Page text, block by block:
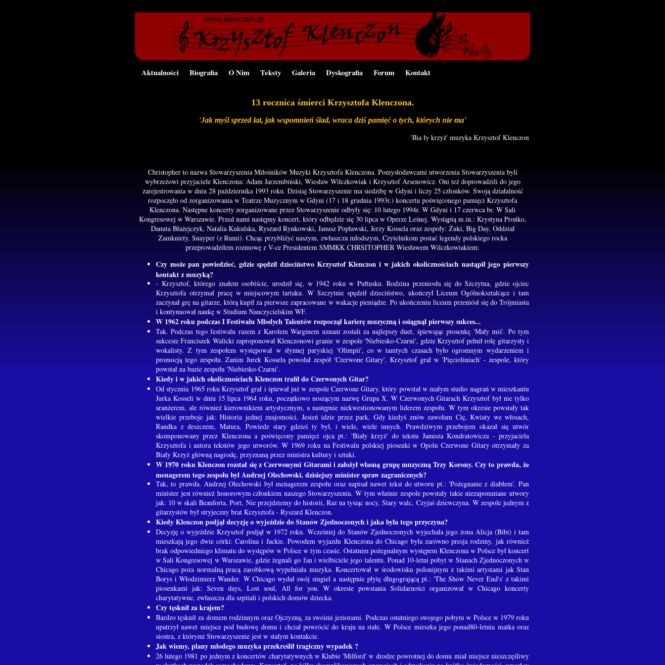
Aktualności Biografia O Nim Teksty Galeria Dyskografia Forum Kontakt
13 rocznica śmierci Krzysztofa Klenczona.
'Jak myśl sprzed lat, jak wspomnień ślad, wraca dziś pamięć o tych, których nie ma'
'Bia ły krzyż' muzyka Krzysztof Klenczon
Christopher to nazwa Stowarzyszenia Miłośników Muzyki Krzysztofa Klenczona. Pomysłodawcami utworzenia Stowarzyszenia byli
wybrzeżowi przyjaciele Klenczona: Adam Jarzembiński, Wiesław Wilczkowiak i Krzysztof Arsenowicz. Oni też doprowadzili do jego
zarejestrowania w dniu 28 października 1993 roku. Dzisiaj Stowarzyszenie ma siedzibę w Gdyni i liczy 25 członków. Swoją działalność
rozpoczęło od zorganizowania w Teatrze Muzycznym w Gdyni (17 i 18 grudnia 1993r.) koncertu poświęconego pamięci Krzysztofa
Klenczona. Następne koncerty zorganizowane przez Stowarzyszenie odbyły się: 10 lutego 1994r. W Gdyni i 17 czerwca br. W Sali
Kongresowej w Warszawie. Przed nami następny koncert, który odbędzie się 30 lipca w Operze Leśnej. Wystąpią m.in.: Krystyna Prońko,
Danuta Błażejczyk, Natalia Kukulska, Ryszard Rynkowski, Janusz Popławski, Jerzy Kossela oraz zespoły: Żuki, Big Day, Oddział
Zamkniety, Snayper (z Rumi). Chcąc przybliżyć naszym, zwłaszcza młodszym, Czytelnikom postać legendy polskiego rocka
przeprowadziłem rozmowę z V-ce Presidentem SMMKK CHRSITOPHER Wiesławem Wilczkowiakiem:
Czy może pan powiedzieć, gdzie spędził dzieciństwo Krzysztof Klenczon i w jakich okolicznościach nastąpił jego pierwszy
kontakt z muzyką?
- Krzysztof, którego znałem osobiście, urodził się, w 1942 roku w Pułtusku. Rodzina przeniosła się do Szczytna, gdzie ojciec
Krzysztofa otrzymał pracę w miejscowym tartaku. W Szczytnie spędził dzieciństwo, ukończył Liceum Ogólnokształcące i tam
zaczynał grę na gitarze, którą kupił za pierwsze zapracowane w wakacje pieniądze. Po ukończeniu liceum przeniósł się do Trójmiasta
i kontynuował naukę w Studium Nauczycielskim WF.
W 1962 roku podczas I Festiwalu Młodych Talentów rozpoczął karierę muzyczną i osiągnął pierwszy sukces...
Tak. Podczas tego festiwalu razem z Karolem Warginem uznani zostali za najlepszy duet, śpiewając piosenkę 'Mały miś'. Po tym
sukcesie Franciszek Walicki zaproponował Klenczonowi granie w zespole 'Niebiesko-Czarni', gdzie Krzysztof pełnił rolę gitarzysty i
wokalisty. Z tym zespołem występował w słynnej paryskiej 'Olimpii', co w tamtych czasach było ogromnym wydarzeniem i
promocją tego zespołu. Zanim Jurek Kossela powołał zespół 'Czerwone Gitary', Krzysztof grał w 'Pięcioliniach' - zespole, który
powstał na bazie zespołu 'Niebiesko-Czarni'.
Kiedy i w jakich okolicznościach Klenczon trafił do Czerwonych Gitar?
Od stycznia 1965 roku Krzysztof grał i śpiewał już w zespole Czerwone Gitary, który powstał w małym studio nagrań w mieszkaniu
Jurka Kosseli w dniu 15 lipca 1964 roku, początkowo noszącym nazwę Grupa X. W Czerwonych Gitarach Krzysztof był nie tylko
aranżerem, ale również kierownikiem artystycznym, a następnie niekwestionowanym liderem zespołu. W tym okresie powstały tak
wielkie przeboje jak: Historia jednej znajomości, Jesień idzie przez park, Gdy kiedyś znów zawołam Cię, Kwiaty we włosach,
Randka z deszczem, Matura, Powiedz stary gdzieś ty był, i wiele, wiele innych. Prawdziwym przebojem okazał się utwór
skomponowany przez Klenczona a poświęcony pamięci ojca pt.: 'Biały krzyż' do tekstu Janusza Kondratowicza - przyjaciela
Krzysztofa i autora tekstów jego utworów. W 1969 roku na Festiwalu polskiej piosenki w Opolu Czerwone Gitary otrzymały za
Biały Krzyż główną nagrodę, przyznaną przez ministra kultury i sztuki.
W 1970 roku Klenczon rozstał się z Czerwonymi Gitarami i założył własną grupę muzyczną Trzy Korony. Czy to prawda, że
menagerem tego zespołu był Andrzej Olechowski, dzisiejszy minister spraw zagranicznych?
Tak, to prawda. Andrzej Olechowski był menagerem zespołu oraz napisał nawet tekst do utworu pt.: 'Pożegnanie z diabłem'. Pan
minister jest również honorowym członkiem naszego Stowarzyszenia. W tym właśnie zespole powstały takie niezapomniane utwory
jak: 10 w skali Beauforta, Port, Nie przejdziemy do historii, Raz na tysiąc nocy, Stary walc, Czyjaś dziewczyna. W zespole jednym z
gitarzystów był stryjeczny brat Krzysztofa - Ryszard Klenczon.
Kiedy Klenczon podjął decyzję o wyjeździe do Stanów Zjednoczonych i jaka była tego przyczyna?
Decyzję o wyjeździe Krzysztof podjął w 1972 roku. Wcześniej do Stanów Zjednoczonych wyjechała jego żona Alicja (Bibi) i tam
mieszkają jego dwie córki: Carolina i Jackie. Powodem wyjazdu Klenczona do Chicago była zarówno presja rodziny, jak również
brak odpowiedniego klimatu do występów w Polsce w tym czasie. Ostatnim pożegnalnym występem Klenczona w Polsce był koncert
w Sali Kongresowej w Warszawie, gdzie żegnali go fan i wielbiciele jego talentu. Ponad 10-letni pobyt w Stanach Zjednoczonych w
Chicago poza normalną pracą zarobkową wypełniała muzyka. Koncertował w środowisku polonijnym z takimi artystami jak Stan
Borys i Włodzimierz Wander. W Chicago wydał swój singiel a następnie płytę długogrającą pt.: 'The Show Never End's' z takimi
piosenkami jak: Seven days, Lost soul, All for you. W okresie powstania Solidarności organizował w Chicago koncerty
charytatywne, zwłaszcza dla szpitali i polskich domów dziecka.
Czy tęsknił za krajem?
Bardzo tęsknił za domem rodzinnym oraz Ojczyzną, za swoimi jeziorami. Podczas ostatniego swojego pobytu w Polsce w 1979 roku
upatrzył nawet miejsce pod budowę domu i chciał powrócić do kraju na stałe. W Polsce mieszka jego ponad80-letnia matka oraz
siostra, z którymi Stowarzyszenie jest w stałym kontakcie.
Jak wiemy, plany młodego muzyka przekreślił tragiczny wypadek ?
26 lutego 1981 po jednym z koncertów charytatywnych w Klubie 'Milford' w drodze powrotnej do domu miał miejsce nieszczęśliwy